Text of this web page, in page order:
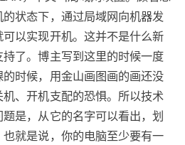
状态下，通过局域网向机器发
以实现开机。这并不是什么新
了。博主写到这里的时候一度
时候，用金山画图画的画还没
、开机支配的恐惧。所以技术
是，从它的名字可以看出，划
就是说，你的电脑至少要有一